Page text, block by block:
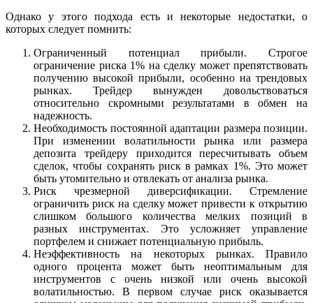
Однако у этого подхода есть и некоторые недостатки, о
которых следует помнить:
Ограниченный потенциал прибыли. Строгое
ограничение риска 1% на сделку может препятствовать
получению высокой прибыли, особенно на трендовых
рынках. Трейдер вынужден довольствоваться
относительно скромными результатами в обмен на
надежность.
Необходимость постоянной адаптации размера позиции.
При изменении волатильности рынка или размера
депозита трейдеру приходится пересчитывать объем
сделок, чтобы сохранять риск в рамках 1%. Это может
быть утомительно и отвлекать от анализа рынка.
Риск чрезмерной диверсификации. Стремление
ограничить риск на сделку может привести к открытию
слишком большого количества мелких позиций в
разных инструментах. Это усложняет управление
портфелем и снижает потенциальную прибыль.
Неэффективность на некоторых рынках. Правило
одного процента может быть неоптимальным для
инструментов с очень низкой или очень высокой
волатильностью. В первом случае риск оказывается